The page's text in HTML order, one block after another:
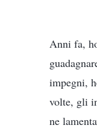
Anni fa,
impegni,
volte, gli
ne